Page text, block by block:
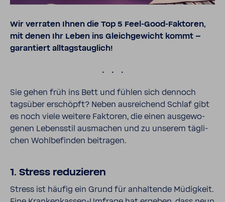
Wir verraten Ihnen die Top 5 Feel-​Good-Faktoren,
mit denen Ihr Leben ins Gleich­ge­wicht kommt –
garan­tiert alltags­taug­lich!
.
Sie gehen früh ins Bett und fühlen sich dennoch
tags­über erschöpft? Neben ausrei­chend Schlaf gibt
es noch viele weitere Faktoren, die einen ausge­wo­
genen Lebens­stil ausma­chen und zu unserem tägli­
chen Wohl­be­finden beitragen.
1. Stress redu­zieren
Stress ist häufig ein Grund für anhal­tende Müdig­keit.